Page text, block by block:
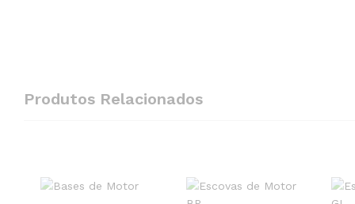
Produtos Relacionados